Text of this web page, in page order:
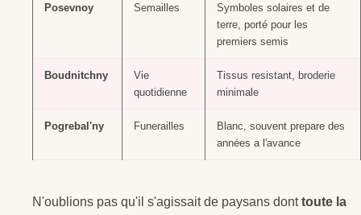
Posevnoy Semailles
Symboles solaires et de
terre, porté pour les
premiers semis
Boudnitchny
Vie
quotidienne
Tissus resistant, broderie
minimale
Pogrebal'ny Funerailles
Blanc, souvent prepare des
années a l'avance
N'oublions pas qu'il s'agissait de paysans donttoute la